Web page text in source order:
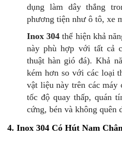
dụng làm dây thắng
phương tiện như ô tô, xe
Inox 304 thể hiện khả
này phù hợp với tất cả
thuật hàn gió đá). Khả
kém hơn so với các loại
vật liệu này trên các máy
tốc độ quay thấp, quán
cứng, bén và không quên
4. Inox 304 Có Hút Nam